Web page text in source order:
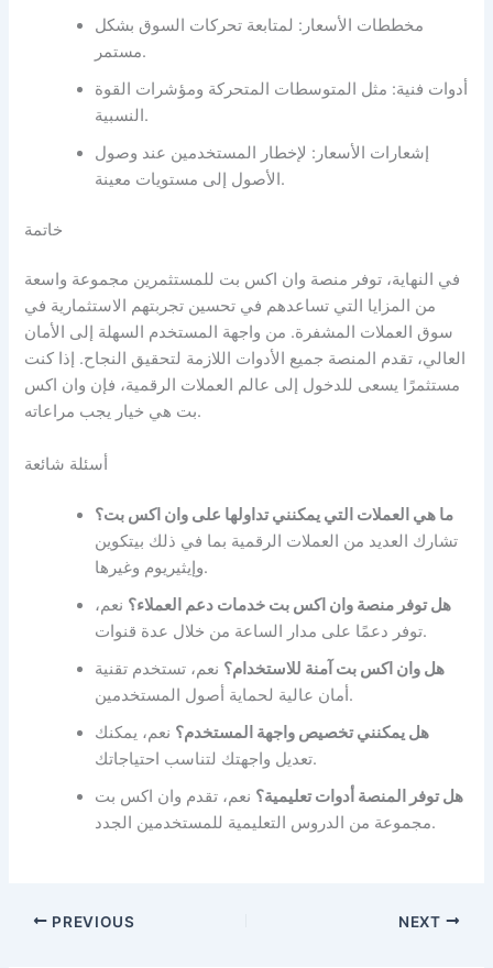
مخططات الأسعار: لمتابعة تحركات السوق بشكل
مستمر.
أدوات فنية: مثل المتوسطات المتحركة ومؤشرات القوة
النسبية.
إشعارات الأسعار: لإخطار المستخدمين عند وصول
الأصول إلى مستويات معينة.
خاتمة
في النهاية، توفر منصة وان اكس بت للمستثمرين مجموعة واسعة
من المزايا التي تساعدهم في تحسين تجربتهم الاستثمارية في
سوق العملات المشفرة. من واجهة المستخدم السهلة إلى الأمان
العالي، تقدم المنصة جميع الأدوات اللازمة لتحقيق النجاح. إذا كنت
مستثمرًا يسعى للدخول إلى عالم العملات الرقمية، فإن وان اكس
بت هي خيار يجب مراعاته.
أسئلة شائعة
ما هي العملات التي يمكنني تداولها على وان اكس بت؟
تشارك العديد من العملات الرقمية بما في ذلك بيتكوين
وإيثيريوم وغيرها.
هل توفر منصة وان اكس بت خدمات دعم العملاء؟ نعم،
توفر دعمًا على مدار الساعة من خلال عدة قنوات.
هل وان اكس بت آمنة للاستخدام؟ نعم، تستخدم تقنية
أمان عالية لحماية أصول المستخدمين.
هل يمكنني تخصيص واجهة المستخدم؟ نعم، يمكنك
تعديل واجهتك لتناسب احتياجاتك.
هل توفر المنصة أدوات تعليمية؟ نعم، تقدم وان اكس بت
مجموعة من الدروس التعليمية للمستخدمين الجدد.
PREVIOUS NEXT